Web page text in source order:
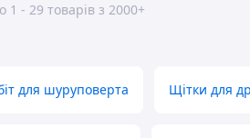
1 - 29 товарів з 2000+
для шуруповерта Щітки для